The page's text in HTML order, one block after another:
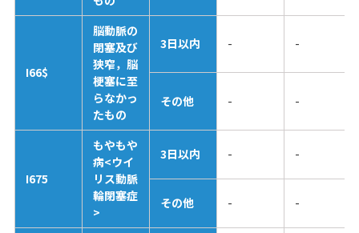
I66$
脳動脈の
閉塞及び
狭窄，脳
梗塞に至
らなかっ
たもの
3日以内 - -
その他 - -
I675
もやもや
病<ウイ
リス動脈
輪閉塞症
>
3日以内 - -
その他 - -